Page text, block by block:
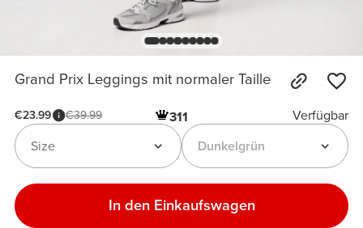
Grand Prix Leggings mit normaler Taille
€23.99 €39.99 311
Verfügbar
Dunkelgrün
Size
In den Einkaufswagen